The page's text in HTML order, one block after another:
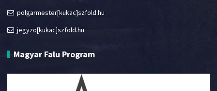
polgarmester[kukac]szfold.hu
jegyzo[kukac]szfold.hu
Magyar Falu Program